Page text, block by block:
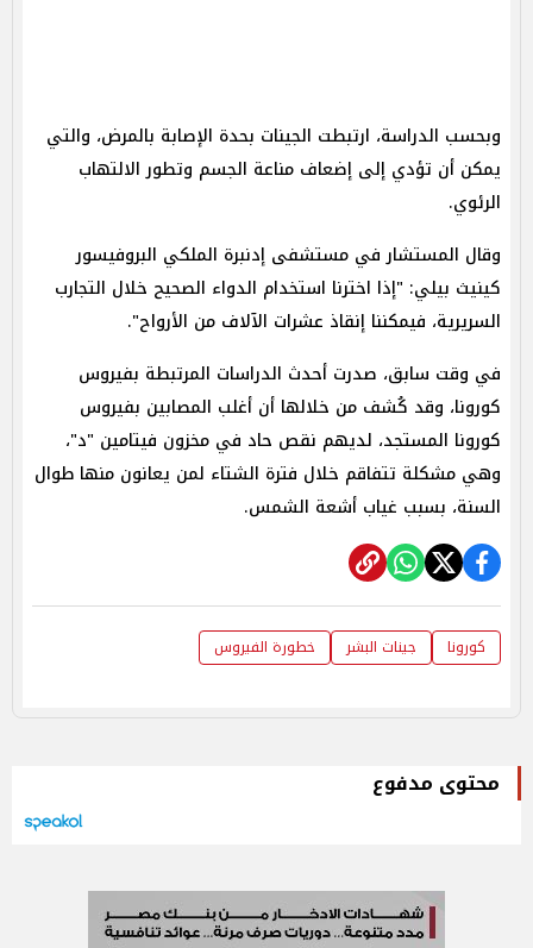
وبحسب الدراسة، ارتبطت الجينات بحدة الإصابة بالمرض، والتي
يمكن أن تؤدي إلى إضعاف مناعة الجسم وتطور الالتهاب
الرئوي.
وقال المستشار في مستشفى إدنبرة الملكي البروفيسور
كينيث بيلي: "إذا اخترنا استخدام الدواء الصحيح خلال التجارب
السريرية، فيمكننا إنقاذ عشرات الآلاف من الأرواح".
في وقت سابق، صدرت أحدث الدراسات المرتبطة بفيروس
كورونا، وقد كُشف من خلالها أن أغلب المصابين بفيروس
كورونا المستجد، لديهم نقص حاد في مخزون فيتامين "د"،
وهي مشكلة تتفاقم خلال فترة الشتاء لمن يعانون منها طوال
السنة، بسبب غياب أشعة الشمس.
كورونا جينات البشر خطورة الفيروس
محتوى مدفوع